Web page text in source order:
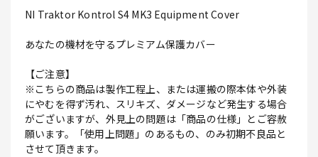
NI Traktor Kontrol S4 MK3 Equipment Cover
あなたの機材を守るプレミアム保護カバー
【ご注意】
※こちらの商品は製作工程上、または運搬の際本体や外装
にやむを得ず汚れ、スリキズ、ダメージなど発生する場合
がございますが、外見上の問題は「商品の仕様」とご容赦
願います。「使用上問題」のあるもの、のみ初期不良品と
させて頂きます。